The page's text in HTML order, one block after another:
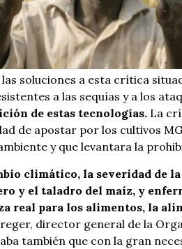
las soluciones a esta crítica
a las sequías y a los
de estas tecnologías. La
de apostar por los cultivos
y que levantara la
climático, la severidad de
y el taladro del maíz, y
real para los alimentos, la
director general de la
también que con la gran